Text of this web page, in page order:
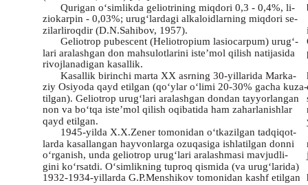
Qurigan o‘simlikda geliotrining miqdori 0,3 - 0,4%, li-
ziokarpin - 0,03%; urug‘lardagi alkaloidlarning miqdori se-
zilarliroqdir (D.N.Sahibov, 1957).
Geliotrop pubescent (Heliotropium lasiocarpum) urug‘-
lari aralashgan don mahsulotlarini iste’mol qilish natijasida
rivojlanadigan kasallik.
Kasallik birinchi marta XX asrning 30-yillarida Marka-
ziy Osiyoda qayd etilgan (qo‘ylar o‘limi 20-30% gacha kuza-
tilgan). Geliotrop urug‘lari aralashgan dondan tayyorlangan
non va bo‘tqa iste’mol qilish oqibatida ham zaharlanishlar
qayd etilgan.
1945-yilda X.X.Zener tomonidan o‘tkazilgan tadqiqot-
larda kasallangan hayvonlarga ozuqasiga ishlatilgan donni
o‘rganish, unda geliotrop urug‘lari aralashmasi mavjudli-
gini ko‘rsatdi. O‘simlikning tuproq qismida (va urug‘larida)
1932-1934-yillarda G.P.Menshikov tomonidan kashf etilgan